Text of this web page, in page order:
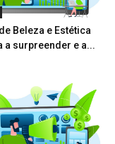
Beleza e Estética
a surpreender e a...